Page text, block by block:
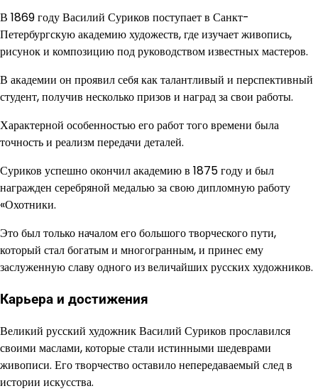
В 1869 году Василий Суриков поступает в Санкт-
Петербургскую академию художеств, где изучает живопись,
рисунок и композицию под руководством известных мастеров.
В академии он проявил себя как талантливый и перспективный
студент, получив несколько призов и наград за свои работы.
Характерной особенностью его работ того времени была
точность и реализм передачи деталей.
Суриков успешно окончил академию в 1875 году и был
награжден серебряной медалью за свою дипломную работу
«Охотники.
Это был только началом его большого творческого пути,
который стал богатым и многогранным, и принес ему
заслуженную славу одного из величайших русских художников.
Карьера и достижения
Великий русский художник Василий Суриков прославился
своими маслами, которые стали истинными шедеврами
живописи. Его творчество оставило непередаваемый след в
истории искусства.